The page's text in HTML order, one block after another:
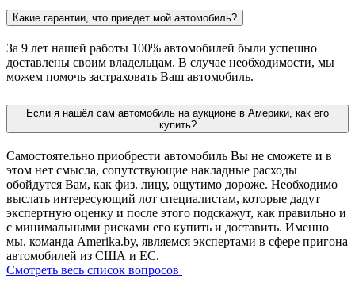
Какие гарантии, что приедет мой автомобиль?
За 9 лет нашей работы 100% автомобилей были успешно
доставлены своим владельцам. В случае необходимости, мы
можем помочь застраховать Ваш автомобиль.
Если я нашёл сам автомобиль на аукционе в Америки, как его
купить?
Самостоятельно приобрести автомобиль Вы не сможете и в
этом нет смысла, сопутствующие накладные расходы
обойдутся Вам, как физ. лицу, ощутимо дороже. Необходимо
выслать интересующий лот специалистам, которые дадут
экспертную оценку и после этого подскажут, как правильно и
с минимальными рисками его купить и доставить. Именно
мы, команда Amerika.by, являемся экспертами в сфере пригона
автомобилей из США и ЕС.
Смотреть весь список вопросов